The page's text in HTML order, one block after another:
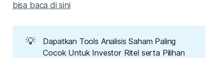
bisa baca di sini
💡
Dapatkan Tools Analisis Saham Paling
Cocok Untuk Investor Ritel serta Pilihan